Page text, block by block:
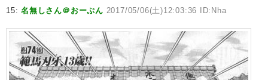
15:名無しさん＠おーぷん 2017/05/06(土)12:03:36 ID:Nha